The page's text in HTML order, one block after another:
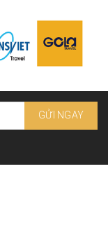
GỬI NGAY